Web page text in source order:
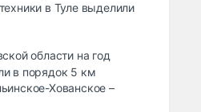
в Туле выделили
области на год
в порядок 5 км
Хованское –